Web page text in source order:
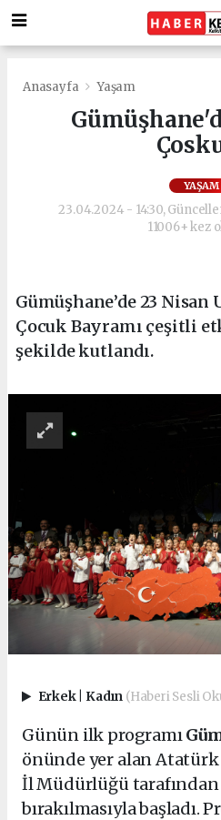
Anasayfa Yaşam
YAŞAM
23.04.2024 - 14:30,
11006+ kez
Gümüşhane’de 23
Çocuk Bayramı çeşitli
şekilde kutlandı.
Erkek Kadın (Haberi Sesli
Günün ilk programı
önünde yer alan Atatürk
İl Müdürlüğü
bırakılmasıyla başladı.